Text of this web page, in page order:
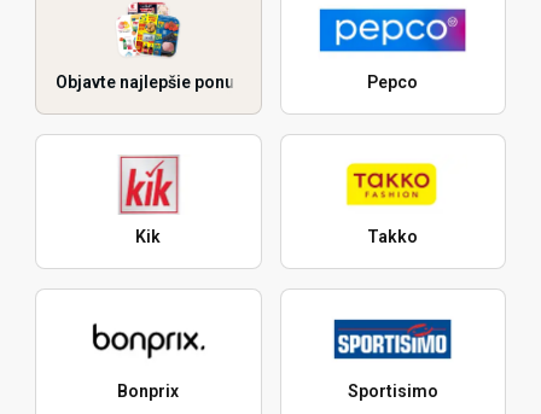
Objavte najlepšie ponuky Pepco
Kik Takko
Bonprix Sportisimo